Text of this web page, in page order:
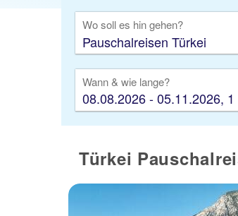
Wo soll es hin gehen?
Wann & wie lange?
08.08.2026 - 05.11.2026, 1
Türkei